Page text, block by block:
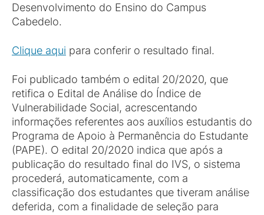
Desenvolvimento do Ensino do Campus
Cabedelo.
Clique aqui para conferir o resultado final.
Foi publicado também o edital 20/2020, que
retifica o Edital de Análise do Índice de
Vulnerabilidade Social, acrescentando
informações referentes aos auxílios estudantis do
Programa de Apoio à Permanência do Estudante
(PAPE). O edital 20/2020 indica que após a
publicação do resultado final do IVS, o sistema
procederá, automaticamente, com a
classificação dos estudantes que tiveram análise
deferida, com a finalidade de seleção para